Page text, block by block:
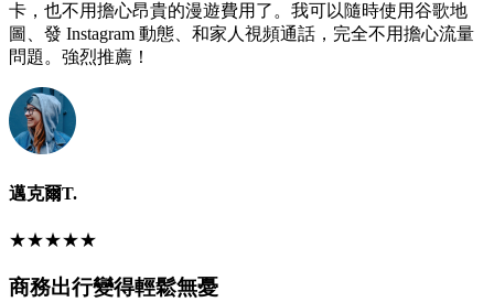
卡，也不用擔心昂貴的漫遊費用了。我可以隨時使用谷歌地
圖、發 Instagram 動態、和家人視頻通話，完全不用擔心流量
問題。強烈推薦！
邁克爾T.
★★★★★
商務出行變得輕鬆無憂